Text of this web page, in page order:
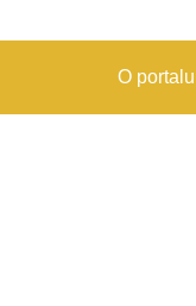
O portalu